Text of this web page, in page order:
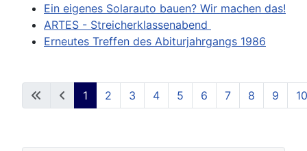
Ein eigenes Solarauto bauen? Wir machen das!
ARTES - Streicherklassenabend
Erneutes Treffen des Abiturjahrgangs 1986
1 2 3 4 5 6 7 8 9 10